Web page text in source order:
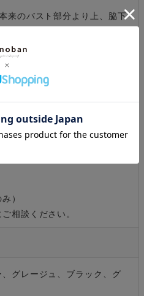
のバスト部分より上、脇下
り
)
）
相談ください。
グレージュ、ブラック、グ